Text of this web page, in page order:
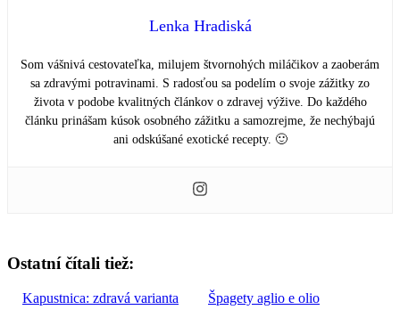
Lenka Hradiská
Som vášnivá cestovateľka, milujem štvornohých miláčikov a zaoberám
sa zdravými potravinami. S radosťou sa podelím o svoje zážitky zo
života v podobe kvalitných článkov o zdravej výžive. Do každého
článku prinášam kúsok osobného zážitku a samozrejme, že nechýbajú
ani odskúšané exotické recepty. 🙂
Ostatní čítali tiež:
Kapustnica: zdravá varianta
Špagety aglio e olio